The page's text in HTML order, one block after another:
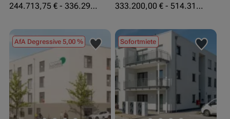
244.713,75 € - 336.292 €
333.200,00 € - 514.310,00 €
AfA Degressive 5,00 % Sofortmiete